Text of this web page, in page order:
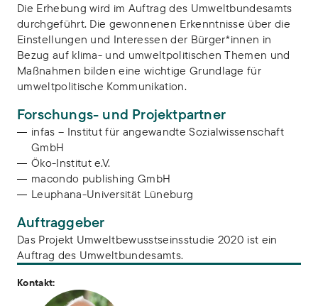
Die Erhebung wird im Auftrag des Umweltbundesamts
durchgeführt. Die gewonnenen Erkenntnisse über die
Einstellungen und Interessen der Bürger*innen in
Bezug auf klima- und umweltpolitischen Themen und
Maßnahmen bilden eine wichtige Grundlage für
umweltpolitische Kommunikation.
Forschungs- und Projektpartner
infas – Institut für angewandte Sozialwissenschaft
GmbH
Öko-Institut e.V.
macondo publishing GmbH
Leuphana-Universität Lüneburg
Auftraggeber
Das Projekt Umweltbewusstseinsstudie 2020 ist ein
Auftrag des Umweltbundesamts.
Kontakt: